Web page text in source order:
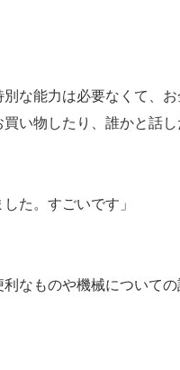
な能力は必要なくて、お
い物したり、誰かと話し
た。すごいです」
なものや機械についての